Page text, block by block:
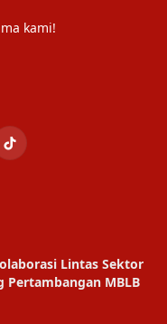
kami!
TikTok
Lintas Sektor
Pertambangan MBLB